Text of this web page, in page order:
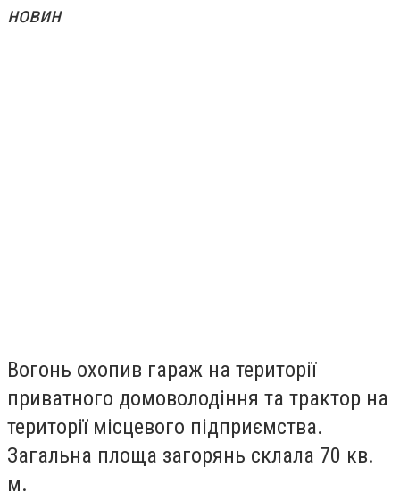
новин
Вогонь охопив гараж на території
приватного домоволодіння та трактор на
території місцевого підприємства.
Загальна площа загорянь склала 70 кв.
м.